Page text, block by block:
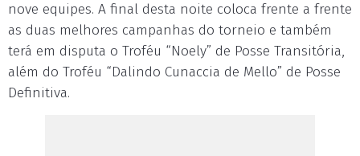
nove equipes. A final desta noite coloca frente a frente
as duas melhores campanhas do torneio e também
terá em disputa o Troféu “Noely” de Posse Transitória,
além do Troféu “Dalindo Cunaccia de Mello” de Posse
Definitiva.